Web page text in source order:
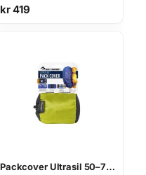
kr419
Packcover Ultrasil 50–70L regntrekk